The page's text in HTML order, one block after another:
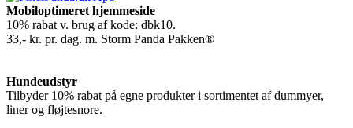
Mobiloptimeret hjemmeside
10% rabat v. brug af kode: dbk10.
33,- kr. pr. dag. m. Storm Panda Pakken®
Hundeudstyr
Tilbyder 10% rabat på egne produkter i sortimentet af dummyer,
liner og fløjtesnore.